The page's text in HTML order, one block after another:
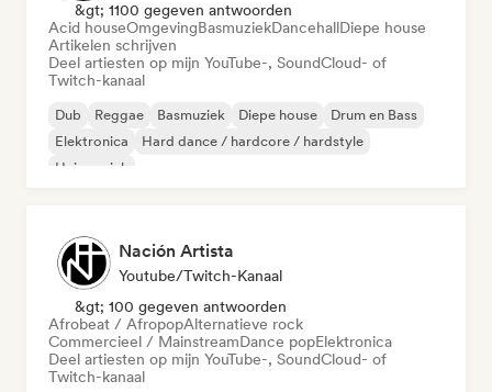
&gt; 1100 gegeven antwoorden
Acid houseOmgevingBasmuziekDancehallDiepe house
Artikelen schrijven
Deel artiesten op mijn YouTube-, SoundCloud- of
Twitch-kanaal
Dub Reggae Basmuziek Diepe house
Drum en Bass
Elektronica
Hard dance / hardcore / hardstyle
Huismuziek
Nación Artista
Youtube/Twitch-Kanaal
&gt; 100 gegeven antwoorden
Afrobeat / AfropopAlternatieve rock
Commercieel / MainstreamDance popElektronica
Deel artiesten op mijn YouTube-, SoundCloud- of
Twitch-kanaal